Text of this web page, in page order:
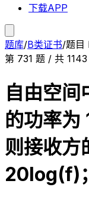
下载APP
题库/B类证书/题目
第 731 题 / 共 1143
自由空
的功率为
则接收
20log(f)